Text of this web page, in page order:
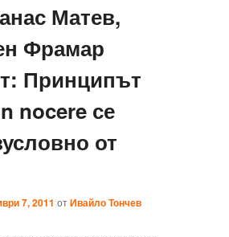
Матев,
Фрамар
Принципът
nocere се
от
7, 2011 отИвайло Тончев